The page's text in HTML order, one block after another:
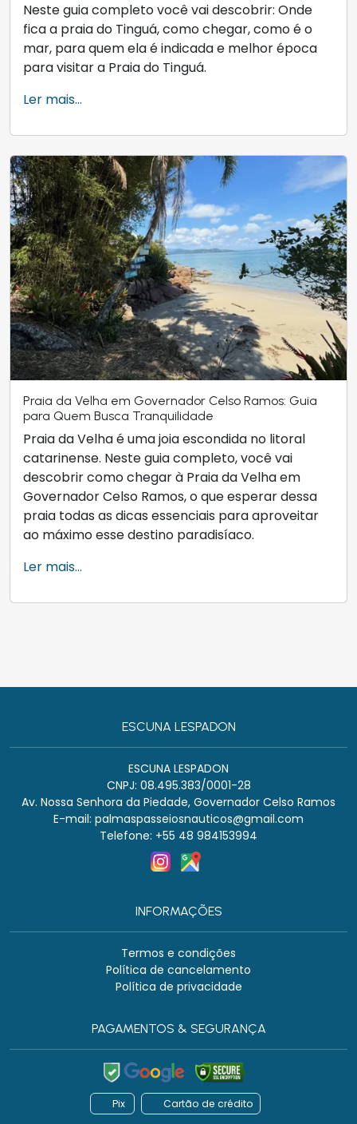
Neste guia completo você vai descobrir: Onde
fica a praia do Tinguá, como chegar, como é o
mar, para quem ela é indicada e melhor época
para visitar a Praia do Tinguá.
Ler mais...
Praia da Velha em Governador Celso Ramos: Guia
para Quem Busca Tranquilidade
Praia da Velha é uma joia escondida no litoral
catarinense. Neste guia completo, você vai
descobrir como chegar à Praia da Velha em
Governador Celso Ramos, o que esperar dessa
praia todas as dicas essenciais para aproveitar
ao máximo esse destino paradisíaco.
Ler mais...
ESCUNA LESPADON
ESCUNA LESPADON
CNPJ: 08.495.383/0001-28
Av. Nossa Senhora da Piedade, Governador Celso Ramos
E-mail: palmaspasseiosnauticos@gmail.com
Telefone: +55 48 984153994
INFORMAÇÕES
Termos e condições
Política de cancelamento
Política de privacidade
PAGAMENTOS & SEGURANÇA
Pix Cartão de crédito